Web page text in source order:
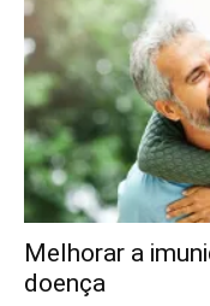
Melhorar a
doença